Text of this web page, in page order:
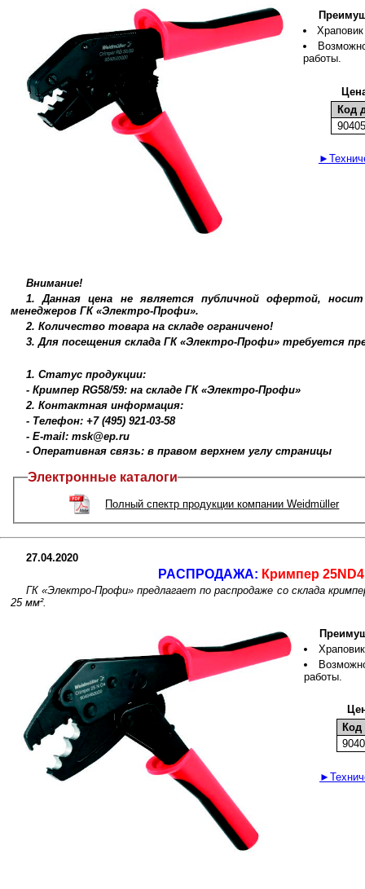
работы.
Код
Внимание!
1. Данная цена не является публичной офертой,
менеджеров ГК «Электро-Профи».
2. Количество товара на складе ограничено!
3. Для посещения склада ГК «Электро-Профи» требуется
1. Статус продукции:
- Кримпер RG58/59: на складе ГК «Электро-Профи»
2. Контактная информация:
- Телефон: +7 (495) 921-03-58
- E-mail: msk@ep.ru
- Оперативная связь: в правом верхнем углу страницы
Электронные каталоги
Полный спектр продукции компании Weidmüller
27.04.2020
РАСПРОДАЖА: Кримпер
ГК «Электро-Профи» предлагает по распродаже со склада
25 мм².
работы.
Код